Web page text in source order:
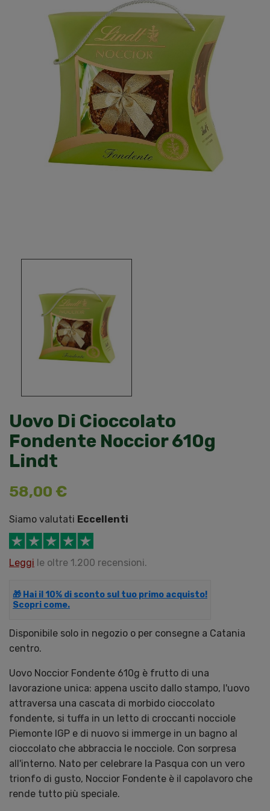
Uovo Di Cioccolato
Fondente Noccior 610g
Lindt
58,00 €
Siamo valutati Eccellenti
Leggi le oltre 1.200 recensioni.
🎁 Hai il 10% di sconto sul tuo primo acquisto!
Scopri come.
Disponibile solo in negozio o per consegne a Catania
centro.
Uovo Noccior Fondente 610g è frutto di una
lavorazione unica: appena uscito dallo stampo, l'uovo
attraversa una cascata di morbido cioccolato
fondente, si tuffa in un letto di croccanti nocciole
Piemonte IGP e di nuovo si immerge in un bagno al
cioccolato che abbraccia le nocciole. Con sorpresa
all'interno. Nato per celebrare la Pasqua con un vero
trionfo di gusto, Noccior Fondente è il capolavoro che
rende tutto più speciale.